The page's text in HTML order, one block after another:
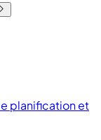
planification et